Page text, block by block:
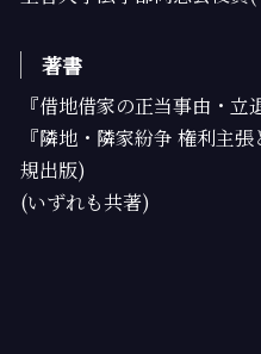
著書
『借地借家の正当事由・
『隣地・隣家紛争 権利主
規出版)
(いずれも共著)